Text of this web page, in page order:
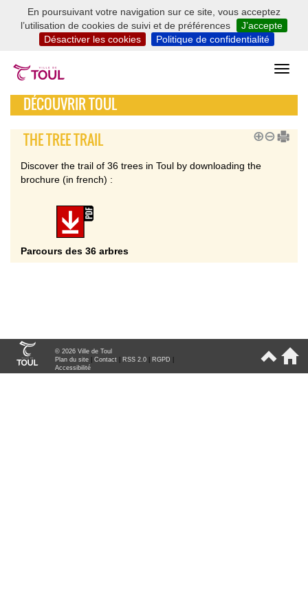
En poursuivant votre navigation sur ce site, vous acceptez
l’utilisation de cookies de suivi et de préférences
J’accepte
Désactiver les cookies
Politique de confidentialité
DÉCOUVRIR TOUL
THE TREE TRAIL
Discover the trail of 36 trees in Toul by downloading the
brochure (in french) :
Parcours des 36 arbres
© 2026 Ville de Toul
Plan du site
Contact RSS 2.0 RGPD
Accessibilité